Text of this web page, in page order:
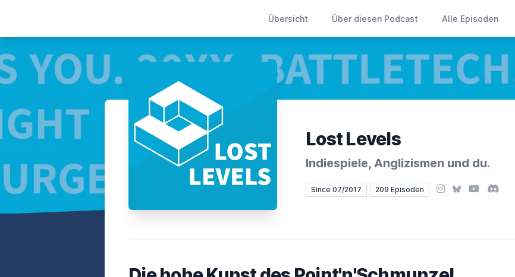
Übersicht Über diesen Podcast Alle Episoden
Lost Levels
Indiespiele, Anglizismen und du.
Since 07/2017 209 Episoden Instagram
BlueskyYouTubeDiscord